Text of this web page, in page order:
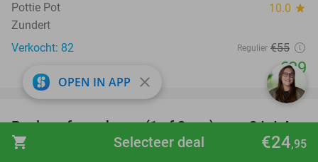
shopping_cart €24,95
Selecteer deal
Pottie Pot 10.0 star
Zundert
Verkocht: 82
Regulier €55
€29
39%
favorite_border
Poolen of snookeren (1 of 2 uur) voor 2 tot 4
pers. + bittergarnituur
OPEN IN APP close